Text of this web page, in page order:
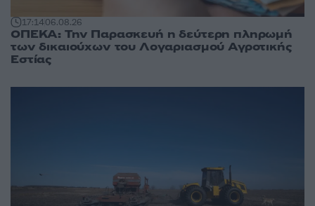
17:1406.08.26
ΟΠΕΚΑ: Την Παρασκευή η δεύτερη πληρωμή
των δικαιούχων του Λογαριασμού Αγροτικής
Εστίας